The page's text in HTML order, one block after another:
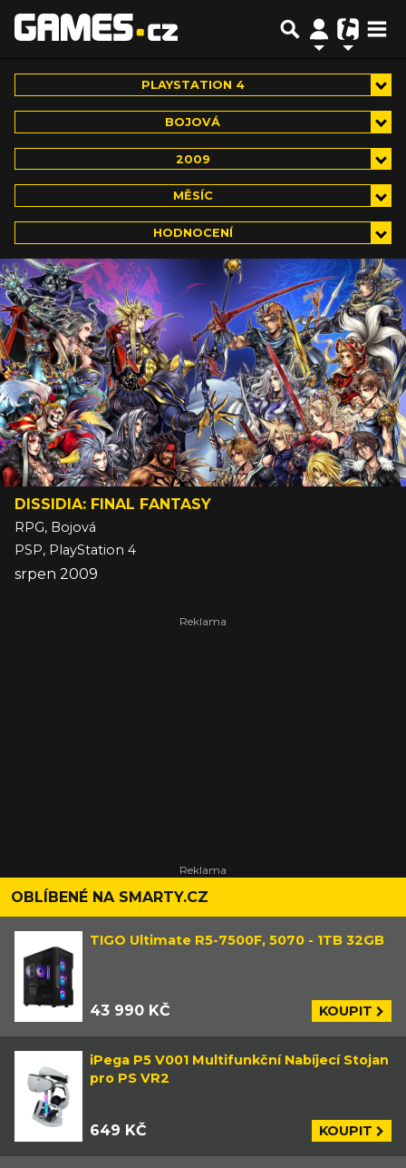
PLAYSTATION 4
BOJOVÁ
2009
MĚSÍC
HODNOCENÍ
DISSIDIA: FINAL FANTASY
RPG, Bojová
PSP, PlayStation 4
srpen 2009
OBLÍBENÉ NA SMARTY.CZ
TIGO Ultimate R5-7500F, 5070 - 1TB 32GB
43 990 KČ KOUPIT
iPega P5 V001 Multifunkční Nabíjecí Stojan
pro PS VR2
649 KČ KOUPIT